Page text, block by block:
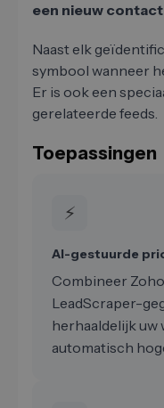
een nieuw contact
Naast elk
symbool wanneer
Er is ook een
gerelateerde feeds.
Toepassingen
⚡
AI-gestuurde
Combineer
LeadScraper-
herhaaldelijk uw
automatisch